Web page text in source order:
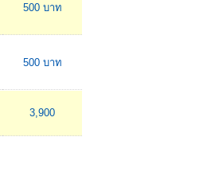
500 บาท
500 บาท
3,900